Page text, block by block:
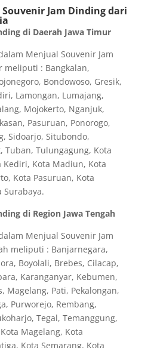
Jam Dinding dari
di Daerah Jawa Timur
Menjual Souvenir Jam
meliputi : Bangkalan,
Bondowoso, Gresik,
Lamongan, Lumajang,
Mojokerto, Nganjuk,
Pasuruan, Ponorogo,
Sidoarjo, Situbondo,
Tuban, Tulungagung, Kota
Kediri, Kota Madiun, Kota
Kota Pasuruan, Kota
Surabaya.
di Region Jawa Tengah
Menjual Souvenir Jam
meliputi : Banjarnegara,
Boyolali, Brebes, Cilacap,
Karanganyar, Kebumen,
Magelang, Pati, Pekalongan,
Purworejo, Rembang,
Tegal, Temanggung,
Magelang, Kota
Kota Semarang, Kota